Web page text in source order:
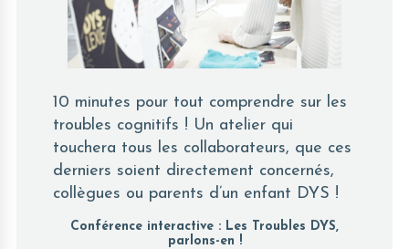
10 minutes pour tout comprendre sur les
troubles cognitifs ! Un atelier qui
touchera tous les collaborateurs, que ces
derniers soient directement concernés,
collègues ou parents d’un enfant DYS !
Conférence interactive : Les Troubles DYS,
parlons-en !